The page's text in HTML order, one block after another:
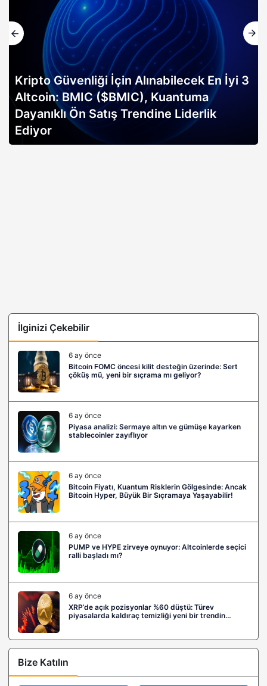
Kripto Güvenliği İçin Alınabilecek En İyi 3
Altcoin: BMIC ($BMIC), Kuantuma
Dayanıklı Ön Satış Trendine Liderlik
Ediyor
İlginizi Çekebilir
6 ay önce
Bitcoin FOMC öncesi kilit desteğin üzerinde: Sert
çöküş mü, yeni bir sıçrama mı geliyor?
6 ay önce
Piyasa analizi: Sermaye altın ve gümüşe kayarken
stablecoinler zayıflıyor
6 ay önce
Bitcoin Fiyatı, Kuantum Risklerin Gölgesinde: Ancak
Bitcoin Hyper, Büyük Bir Sıçramaya Yaşayabilir!
6 ay önce
PUMP ve HYPE zirveye oynuyor: Altcoinlerde seçici
ralli başladı mı?
6 ay önce
XRP’de açık pozisyonlar %60 düştü: Türev
piyasalarda kaldıraç temizliği yeni bir trendin
Bize Katılın